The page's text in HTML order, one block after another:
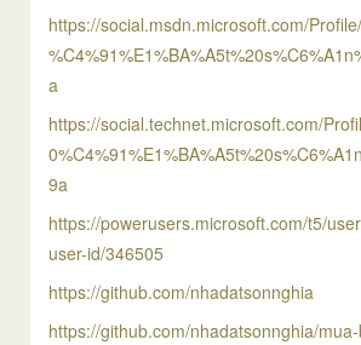
https://social.msdn.microsoft.com/
a
https://social.technet.microsoft.com/
9a
https://powerusers.microsoft.com/t5/
user-id/346505
https://github.com/nhadatsonnghia
https://github.com/nhadatsonnghia/